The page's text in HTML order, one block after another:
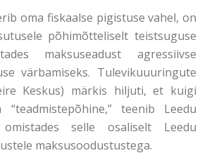
oma fiskaalse pigistuse vahel, on
põhimõtteliselt teistsuguse
maksuseadust agressiivse
värbamiseks. Tulevikuuuringute
Keskus) märkis hiljuti, et kuigi
teenib Leedu
selle osaliselt Leedu
maksusoodustustega.